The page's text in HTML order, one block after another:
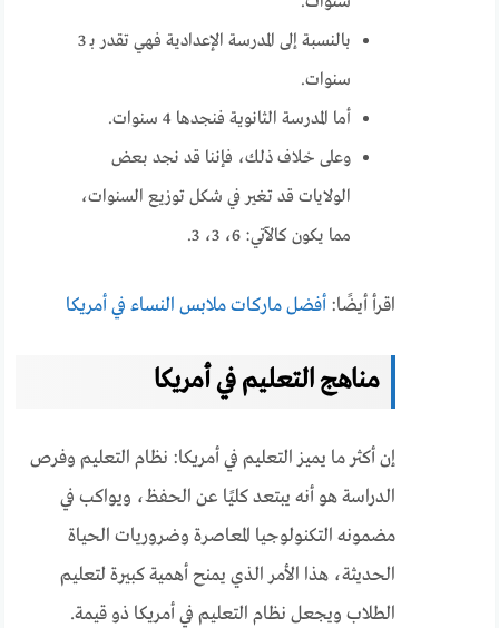
بالنسبة إلى المدرسة الإعدادية فهي تقدر بـ 3
سنوات.
أما المدرسة الثانوية فنجدها 4 سنوات.
وعلى خلاف ذلك، فإننا قد نجد بعض
الولايات قد تغير في شكل توزيع السنوات،
مما يكون كالآتي: 6، 3، 3.
اقرأ أيضًا: أفضل ماركات ملابس النساء في أمريكا
مناهج التعليم في أمريكا
إن أكثر ما يميز التعليم في أمريكا: نظام التعليم وفرص
الدراسة هو أنه يبتعد كليًا عن الحفظ، ويواكب في
مضمونه التكنولوجيا المعاصرة وضروريات الحياة
الحديثة، هذا الأمر الذي يمنح أهمية كبيرة لتعليم
الطلاب ويجعل نظام التعليم في أمريكا ذو قيمة.